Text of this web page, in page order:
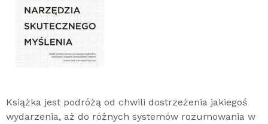
Książka jest podróżą od chwili dostrzeżenia jakiegoś
wydarzenia, aż do różnych systemów rozumowania w